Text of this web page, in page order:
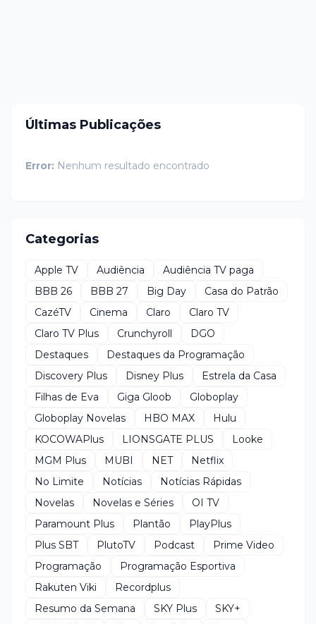
Últimas Publicações
Error: Nenhum resultado encontrado
Categorias
Apple TV Audiência
Audiência TV paga
BBB 26
BBB 27 Big Day
Casa do Patrão
CazéTV
Cinema Claro
Claro TV
Claro TV Plus
Crunchyroll
DGO
Destaques
Destaques da Programação
Discovery Plus
Disney Plus
Estrela da Casa
Filhas de Eva
Giga Gloob
Globoplay
Globoplay Novelas
HBO MAX
Hulu
KOCOWAPlus
LIONSGATE PLUS
Looke
MGM Plus
MUBI NET
Netflix
No Limite
Notícias
Notícias Rápidas
Novelas
Novelas e Séries
OI TV
Paramount Plus
Plantão
PlayPlus
Plus SBT
PlutoTV Podcast
Prime Video
Programação
Programação Esportiva
Rakuten Viki
Recordplus
Resumo da Semana
SKY Plus
SKY+